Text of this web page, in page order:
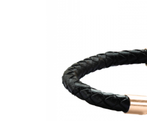
Bijuterii din argint placate cu aur